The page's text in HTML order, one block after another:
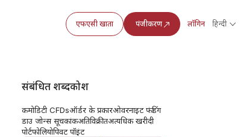
एफएसी खाता पंजीकरण लॉगिन हिन्दी
संबंधित शब्दकोश
कमोडिटी CFDsऑर्डर के प्रकारओवरनाइट फंडिंग
डाउ जोन्स सूचकांकअतिविक्रीतअत्यधिक खरीदी
पोर्टफोलियोपिवट पॉइंट